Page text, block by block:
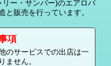
ー・サンバー)のエアロパ
と販売を行っています。
項
のサービスでの出店は一
ません。